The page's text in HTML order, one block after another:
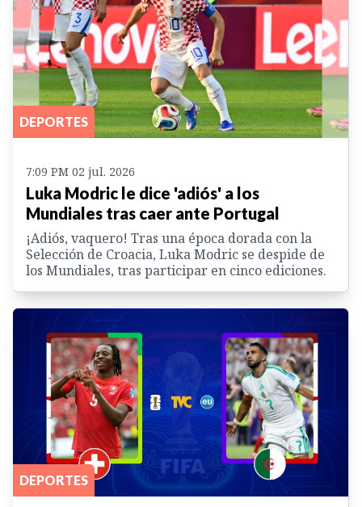
DEPORTES
7:09 PM 02 jul. 2026
Luka Modric le dice 'adiós' a los
Mundiales tras caer ante Portugal
¡Adiós, vaquero! Tras una época dorada con la
Selección de Croacia, Luka Modric se despide de
los Mundiales, tras participar en cinco ediciones.
DEPORTES